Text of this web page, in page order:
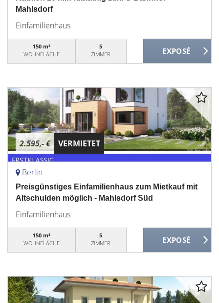
Mahlsdorf
Einfamilienhaus
150 m²
WOHNFLÄCHE
5
ZIMMER
2.595,- € VERMIETET
Berlin
Preisgünstiges Einfamilienhaus zum Mietkauf mit
Altschulden möglich - Mahlsdorf Süd
Einfamilienhaus
150 m²
WOHNFLÄCHE
5
ZIMMER